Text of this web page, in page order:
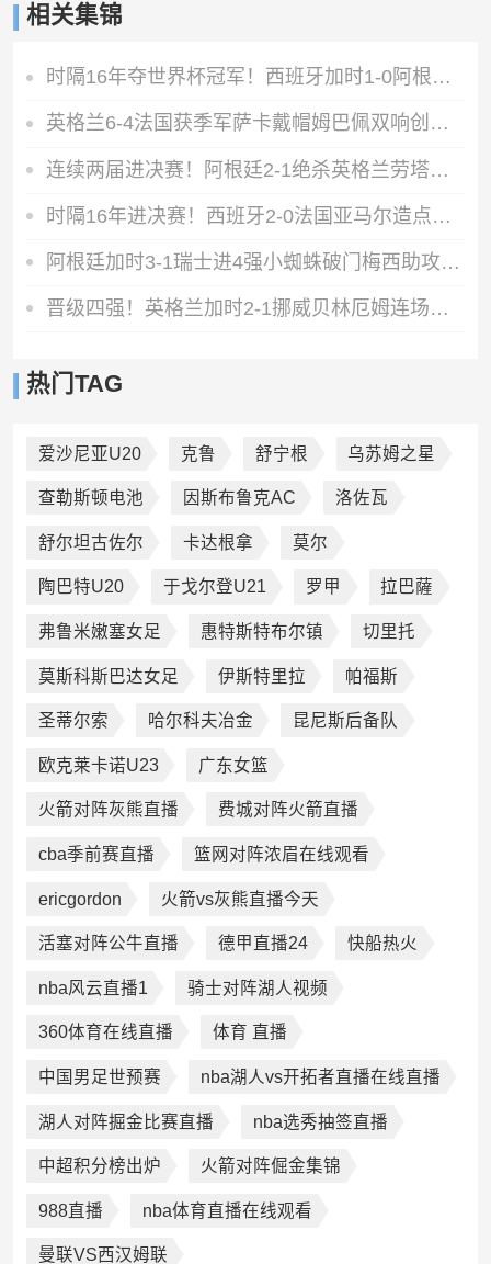
相关集锦
时隔16年夺世界杯冠军！西班牙加时1-0阿根廷费兰制胜恩佐染红
英格兰6-4法国获季军萨卡戴帽姆巴佩双响创纪录奥利塞2助+失良机
连续两届进决赛！阿根廷2-1绝杀英格兰劳塔罗恩佐破门梅西两助攻
时隔16年进决赛！西班牙2-0法国亚马尔造点奥亚萨瓦尔、波罗破门
阿根廷加时3-1瑞士进4强小蜘蛛破门梅西助攻麦卡恩博洛假摔染红
晋级四强！英格兰加时2-1挪威贝林厄姆连场双响谢尔德鲁普破门
热门TAG
爱沙尼亚U20 克鲁 舒宁根 乌苏姆之星
查勒斯顿电池 因斯布鲁克AC 洛佐瓦
舒尔坦古佐尔 卡达根拿 莫尔
陶巴特U20 于戈尔登U21 罗甲 拉巴薩
弗鲁米嫩塞女足 惠特斯特布尔镇 切里托
莫斯科斯巴达女足 伊斯特里拉 帕福斯
圣蒂尔索 哈尔科夫冶金 昆尼斯后备队
欧克莱卡诺U23 广东女篮
火箭对阵灰熊直播 费城对阵火箭直播
cba季前赛直播 篮网对阵浓眉在线观看
ericgordon 火箭vs灰熊直播今天
活塞对阵公牛直播 德甲直播24 快船热火
nba风云直播1 骑士对阵湖人视频
360体育在线直播 体育 直播
中国男足世预赛 nba湖人vs开拓者直播在线直播
湖人对阵掘金比赛直播 nba选秀抽签直播
中超积分榜出炉 火箭对阵倔金集锦
988直播 nba体育直播在线观看
曼联VS西汉姆联